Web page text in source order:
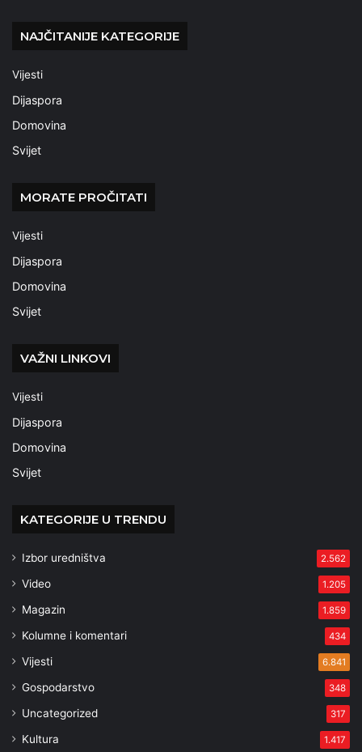
NAJČITANIJE KATEGORIJE
Vijesti
Dijaspora
Domovina
Svijet
MORATE PROČITATI
Vijesti
Dijaspora
Domovina
Svijet
VAŽNI LINKOVI
Vijesti
Dijaspora
Domovina
Svijet
KATEGORIJE U TRENDU
Izbor uredništva 2.562
Video 1.205
Magazin 1.859
Kolumne i komentari 434
Vijesti 6.841
Gospodarstvo 348
Uncategorized 317
Kultura 1.417